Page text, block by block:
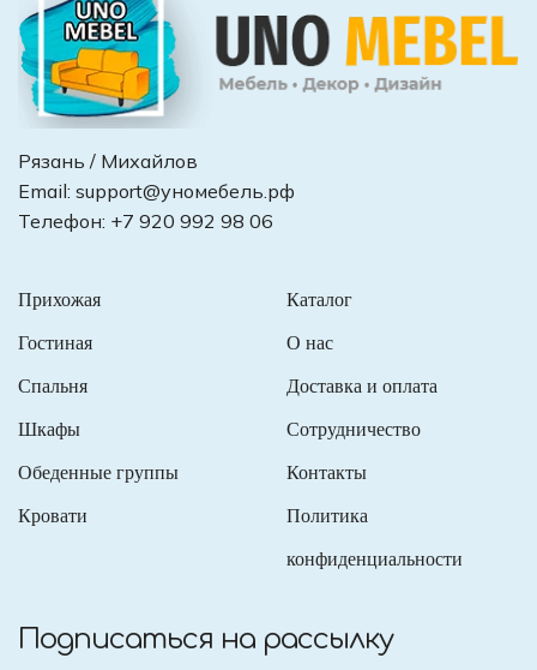
Рязань / Михайлов
Email: support@уномебель.рф
Телефон: +7 920 992 98 06
Прихожая
Гостиная
Спальня
Шкафы
Обеденные группы
Кровати
Каталог
О нас
Доставка и оплата
Сотрудничество
Контакты
Политика
конфиденциальности
Подписаться на рассылку